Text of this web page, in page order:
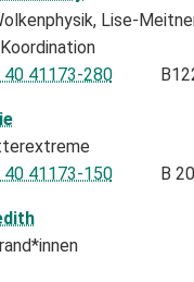
Lise-
40 41173-280
40 41173-150
B